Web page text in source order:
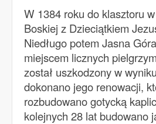
W 1384 roku do klasztoru
Boskiej z Dzieciątkiem
Niedługo potem Jasna
miejscem licznych
został uszkodzony w
dokonano jego renowacji,
rozbudowano gotycką
kolejnych 28 lat budowano